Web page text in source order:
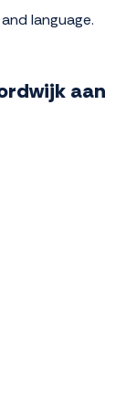
language.
aan